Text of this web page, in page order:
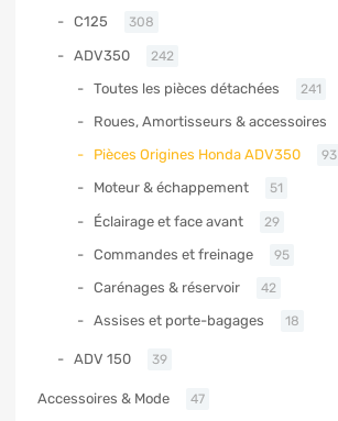
C125 308
ADV350 242
Toutes les pièces détachées 241
Roues, Amortisseurs & accessoires
Pièces Origines Honda ADV350 93
Moteur & échappement 51
Éclairage et face avant 29
Commandes et freinage 95
Carénages & réservoir 42
Assises et porte-bagages 18
ADV 150 39
Accessoires & Mode 47